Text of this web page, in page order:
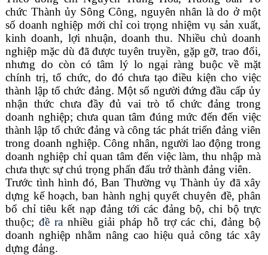
chức Thành ủy Sông Công, nguyên nhân là do ở một
số doanh nghiệp mới chỉ coi trọng nhiệm vụ sản xuất,
kinh doanh, lợi nhuận, doanh thu. Nhiều chủdoanh
nghiệp mặc dù đã được tuyên truyền, gặp gỡ, trao đổi,
nhưng do còn có tâm lý lo ngại ràng buộc về mặt
chính trị, tổ chức, do đó chưa tạo điều kiện cho việc
thành lập tổ chức đảng. Một số người đứng đầu cấp ủy
nhận thức chưa đầy đủ vai trò tổ chức đảng trong
doanh nghiệp; chưa quan tâm đúng mức đến đến việc
thành lập tổ chức đảng và công tác phát triển đảng viên
trong doanh nghiệp. Công nhân, người lao động trong
doanh nghiệp chỉ quan tâm đến việc làm, thu nhập mà
chưa thực sự chú trọng phấn đấu trở thành đảng viên.
Trước tình hình đó, Ban Thường vụ Thành ủy đã xây
dựng kế hoạch, ban hành nghị quyết chuyên đề, phân
bổ chỉ tiêu kết nạp đảng tới các đảng bộ, chi bộ trực
thuộc;đề ra nhiều giải pháp hỗ trợ các chi, đảng bộ
doanh nghiệp nhằm nâng cao hiệu quả công tác xây
dựng đảng.